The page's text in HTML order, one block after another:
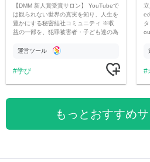
【DMM 新人賞受賞サロン】 YouTubeで
は観られない世界の真実を知り、人生を
豊かにする秘密結社コミュニティ ※収
益の一部を、犯罪被害者・子ども達の為
す運営ツール
学び
e
もっとおすすめ